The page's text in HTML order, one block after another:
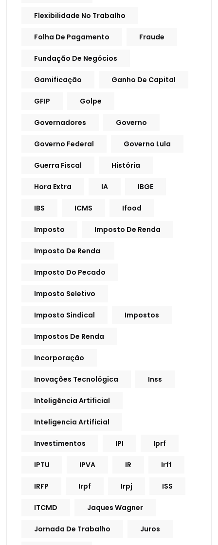
Flexibilidade No Trabalho
Folha De Pagamento Fraude
Fundação De Negócios
Gamificação Ganho De Capital
GFIP Golpe
Governadores Governo
Governo Federal Governo Lula
Guerra Fiscal História
Hora Extra IA IBGE
IBS ICMS Ifood
Imposto Imposto De Renda
Imposto De Renda
Imposto Do Pecado
Imposto Seletivo
Imposto Sindical Impostos
Impostos De Renda
Incorporação
Inovações Tecnológica Inss
Inteligência Artificial
Inteligencia Artificial
Investimentos IPI Iprf
IPTU IPVA IR Irff
IRFP Irpf Irpj ISS
ITCMD Jaques Wagner
Jornada De Trabalho Juros